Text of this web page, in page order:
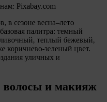
Pixabay.com
в сезоне весна–лето
палитра: темный
теплый бежевый,
коричнево-зеленый цвет.
уличных и
волосы и макияж